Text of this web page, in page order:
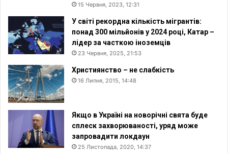
15 Червня, 2023, 12:31
У світі рекордна кількість мігрантів:
понад 300 мільйонів у 2024 році, Катар –
лідер за часткою іноземців
23 Червня, 2025, 21:53
Християнство – не слабкість
16 Липня, 2015, 14:48
Якщо в Україні на новорічні свята буде
сплеск захворюваності, уряд може
запровадити локдаун
25 Листопада, 2020, 14:37